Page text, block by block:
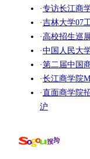
·专访长江商
·吉林大学07
·高校招生巡
·中国人民大
·第二届中国
·长江商学院
·直面商学院
沪